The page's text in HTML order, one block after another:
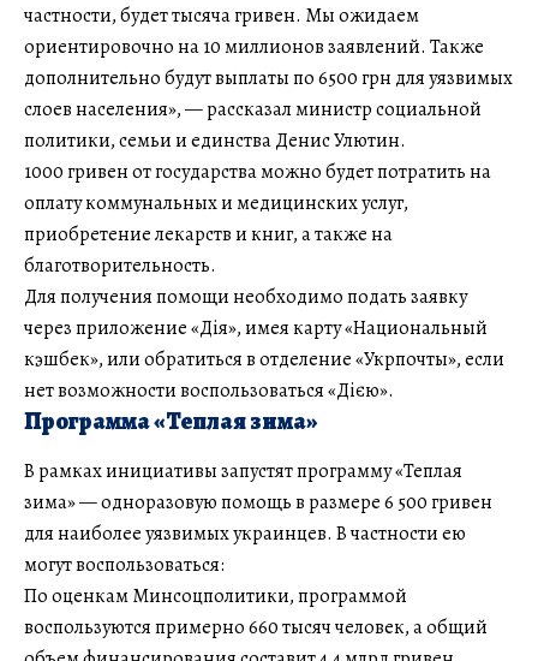
частности, будет тысяча гривен. Мы ожидаем
ориентировочно на 10 миллионов заявлений. Также
дополнительно будут выплаты по 6500 грн для уязвимых
слоев населения», — рассказал министр социальной
политики, семьи и единства Денис Улютин.
1000 гривен от государства можно будет потратить на
оплату коммунальных и медицинских услуг,
приобретение лекарств и книг, а также на
благотворительность.
Для получения помощи необходимо подать заявку
через приложение «Дія», имея карту «Национальный
кэшбек», или обратиться в отделение «Укрпочты», если
нет возможности воспользоваться «Дією».
Программа «Теплая зима»
В рамках инициативы запустят программу «Теплая
зима» — одноразовую помощь в размере 6 500 гривен
для наиболее уязвимых украинцев. В частности ею
могут воспользоваться:
По оценкам Минсоцполитики, программой
воспользуются примерно 660 тысяч человек, а общий